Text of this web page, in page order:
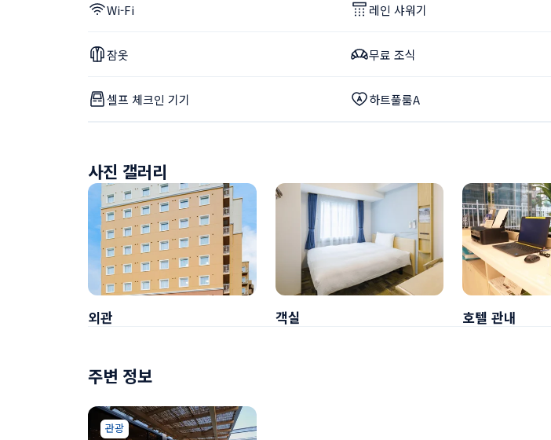
Wi-Fi 레인 샤워기
잠옷 무료 조식
셀프 체크인 기기 하트풀룸A
사진 갤러리
외관 객실 호텔 관내
주변 정보
관광